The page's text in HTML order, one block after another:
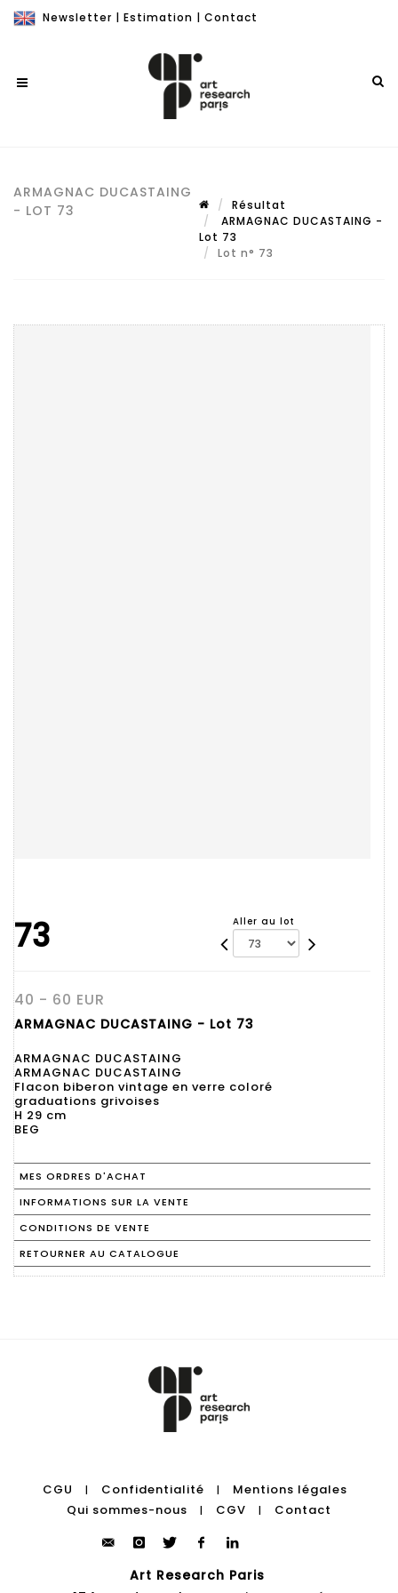
Newsletter | Estimation | Contact
ARMAGNAC DUCASTAING
- LOT 73
Résultat
ARMAGNAC DUCASTAING -
Lot 73
Lot n° 73
73 Aller au lot
40 - 60 EUR
ARMAGNAC DUCASTAING - Lot 73
ARMAGNAC DUCASTAING
ARMAGNAC DUCASTAING
Flacon biberon vintage en verre coloré
graduations grivoises
H 29 cm
BEG
MES ORDRES D'ACHAT
INFORMATIONS SUR LA VENTE
CONDITIONS DE VENTE
RETOURNER AU CATALOGUE
CGU | Confidentialité |
Mentions légales
Qui sommes-nous
| CGV | Contact
Art Research Paris